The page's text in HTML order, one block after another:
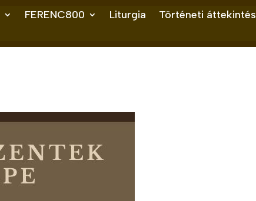
FERENC800 Liturgia Történeti áttekintés